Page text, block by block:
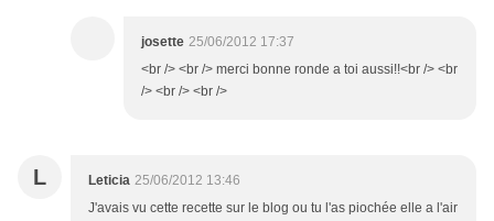
josette 25/06/2012 17:37
<br /> <br /> merci bonne ronde a toi aussi!!<br /> <br
/> <br /> <br />
L Leticia 25/06/2012 13:46
J'avais vu cette recette sur le blog ou tu l'as piochée elle a l'air